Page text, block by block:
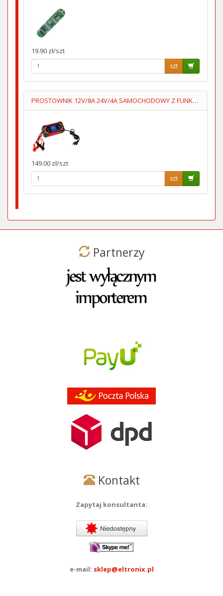
19.90 zł/szt
szt
PROSTOWNIK 12V/8A 24V/4A SAMOCHODOWY Z FUNKCJĄ NAPRAWY 7STOP
149.00 zł/szt
szt
Partnerzy
Kontakt
Zapytaj konsultanta:
e-mail: sklep@eltronix.pl